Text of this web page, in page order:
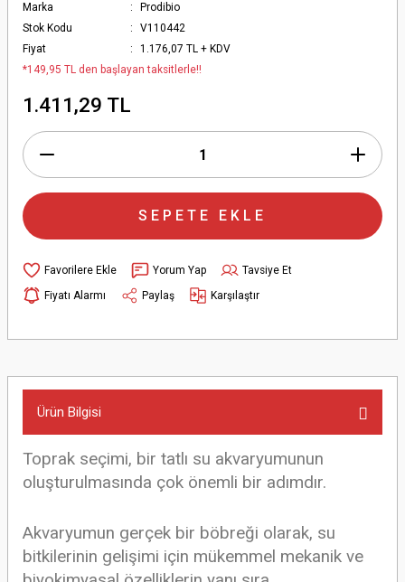
Marka
Prodibio
Stok Kodu
V110442
Fiyat
1.176,07 TL + KDV
*149,95 TL den başlayan taksitlerle!!
1.411,29 TL
SEPETE EKLE
Yorum Yap
Tavsiye Et
Fiyatı Alarmı
Paylaş Karşılaştır
Ürün Bilgisi
Toprak seçimi, bir tatlı su akvaryumunun
oluşturulmasında çok önemli bir adımdır.
Akvaryumun gerçek bir böbreği olarak, su
bitkilerinin gelişimi için mükemmel mekanik ve